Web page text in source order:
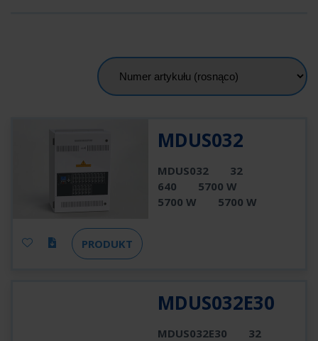
MDUS032
MDUS032
32
640
5700 W
5700 W
5700 W
PRODUKT
MDUS032E30
MDUS032E30
32